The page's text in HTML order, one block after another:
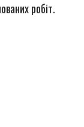
робіт.